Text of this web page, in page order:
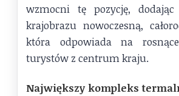
wzmocni tę pozycję,
krajobrazu nowoczesną,
która odpowiada na
turystów z centrum kraju.
Największy kompleks